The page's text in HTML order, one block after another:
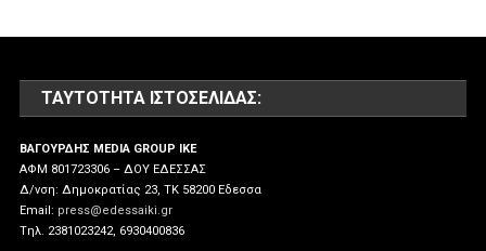
ΤΑΥΤΌΤΗΤΑ ΙΣΤΟΣΕΛΊΔΑΣ:
ΒΑΓΟΥΡΔΗΣ MEDIA GROUP IKE
ΑΦΜ 801723306 – ΔΟΥ ΕΔΕΣΣΑΣ
Δ/νση: Δημοκρατίας 23, ΤΚ 58200 Εδεσσα
Email: press@edessaiki.gr
Tηλ. 2381023242, 6930400836